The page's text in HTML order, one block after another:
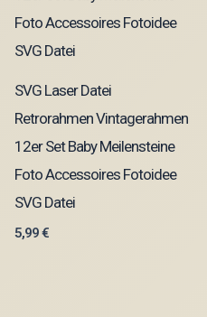
SVG Laser Datei
Retrorahmen Vintagerahmen
12er Set Baby Meilensteine
Foto Accessoires Fotoidee
SVG Datei
5,99€